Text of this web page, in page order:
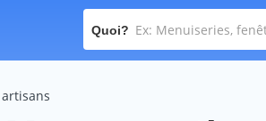
Quoi?